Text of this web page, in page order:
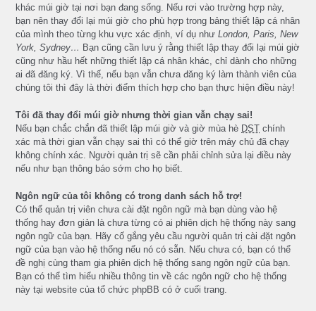
khác múi giờ tại nơi bạn đang sống. Nếu rơi vào trường hợp này,
bạn nên thay đổi lại múi giờ cho phù hợp trong bảng thiết lập cá nhân
của mình theo từng khu vực xác định, ví dụ nhưLondon, Paris, New
York, Sydney… Bạn cũng cần lưu ý rằng thiết lập thay đổi lại múi giờ
cũng như hầu hết những thiết lập cá nhân khác, chỉ dành cho những
ai đã đăng ký. Vì thế, nếu bạn vẫn chưa đăng ký làm thành viên của
chúng tôi thì đây là thời điểm thích hợp cho bạn thực hiện điều này!
Tôi đã thay đổi múi giờ nhưng thời gian vẫn chạy sai!
Nếu bạn chắc chắn đã thiết lập múi giờ và giờ mùa hè DST chính
xác mà thời gian vẫn chạy sai thì có thể giờ trên máy chủ đã chạy
không chính xác. Người quản trị sẽ cần phải chỉnh sửa lại điều này
nếu như bạn thông báo sớm cho họ biết.
Ngôn ngữ của tôi không có trong danh sách hỗ trợ!
Có thể quản trị viên chưa cài đặt ngôn ngữ mà bạn dùng vào hệ
thống hay đơn giản là chưa từng có ai phiên dịch hệ thống này sang
ngôn ngữ của bạn. Hãy cố gắng yêu cầu người quản trị cài đặt ngôn
ngữ của bạn vào hệ thống nếu nó có sẵn. Nếu chưa có, bạn có thể
đề nghị cùng tham gia phiên dịch hệ thống sang ngôn ngữ của bạn.
Bạn có thể tìm hiểu nhiều thông tin về các ngôn ngữ cho hệ thống
này tại website của tổ chức phpBB có ở cuối trang.